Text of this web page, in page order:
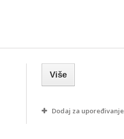
Više
Dodaj za upoređivanje